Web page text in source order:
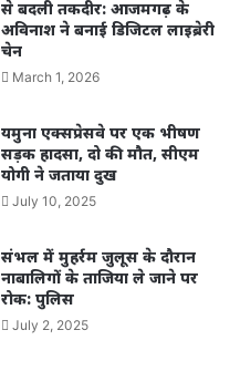
से बदली तकदीर: आजमगढ़ के
अविनाश ने बनाई डिजिटल लाइब्रेरी
चेन
March 1, 2026
यमुना एक्सप्रेसवे पर एक भीषण
सड़क हादसा, दो की मौत, सीएम
योगी ने जताया दुख
July 10, 2025
संभल में मुहर्रम जुलूस के दौरान
नाबालिगों के ताजिया ले जाने पर
रोक: पुलिस
July 2, 2025